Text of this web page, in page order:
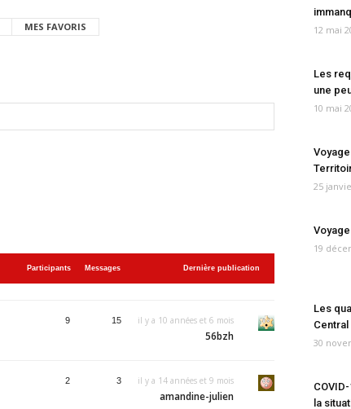
MES FAVORIS
Participants Messages Dernière publication
9 15 il y a 10 années et 6 mois
56bzh
2 3 il y a 14 années et 9 mois
amandine-julien
12 mai
Les
une
10 mai
25
19
Les
30
la